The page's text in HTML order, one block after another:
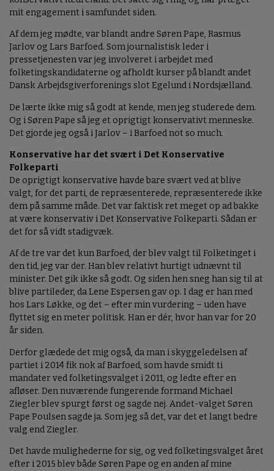
mit engagement i samfundet siden.
Af dem jeg mødte, var blandt andre Søren Pape, Rasmus
Jarlov og Lars Barfoed. Som journalistisk leder i
pressetjenesten var jeg involveret i arbejdet med
folketingskandidaterne og afholdt kurser på blandt andet
Dansk Arbejdsgiverforenings slot Egelund i Nordsjælland.
De lærte ikke mig så godt at kende, men jeg studerede dem.
Og i Søren Pape så jeg et oprigtigt konservativt menneske.
Det gjorde jeg også i Jarlov – i Barfoed not so much.
Konservative har det svært i Det Konservative
Folkeparti
De oprigtigt konservative havde bare svært ved at blive
valgt, for det parti, de repræsenterede, repræsenterede ikke
dem på samme måde. Det var faktisk ret meget op ad bakke
at være konservativ i Det Konservative Folkeparti. Sådan er
det for så vidt stadigvæk.
Af de tre var det kun Barfoed, der blev valgt til Folketinget i
den tid, jeg var der. Han blev relativt hurtigt udnævnt til
minister. Det gik ikke så godt. Og siden hen sneg han sig til at
blive partileder, da Lene Espersen gav op. I dag er han med
hos Lars Løkke, og det – efter min vurdering – uden have
flyttet sig en meter politisk. Han er dér, hvor han var for 20
år siden.
Derfor glædede det mig også, da man i skyggeledelsen af
partiet i 2014 fik nok af Barfoed, som havde smidt ti
mandater ved folketingsvalget i 2011, og ledte efter en
afløser. Den nuværende fungerende formand Michael
Ziegler blev spurgt først og sagde nej. Andet-valget Søren
Pape Poulsen sagde ja. Som jeg så det, var det et langt bedre
valg end Ziegler.
Det havde mulighederne for sig, og ved folketingsvalget året
efter i 2015 blev både Søren Pape og en anden af mine